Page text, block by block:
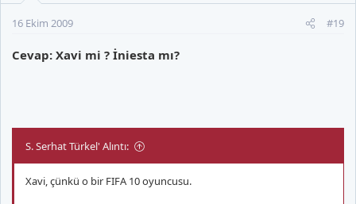
16 Ekim 2009 #19
Cevap: Xavi mi ? İniesta mı?
S. Serhat Türkel' Alıntı:
Xavi, çünkü o bir FIFA 10 oyuncusu.